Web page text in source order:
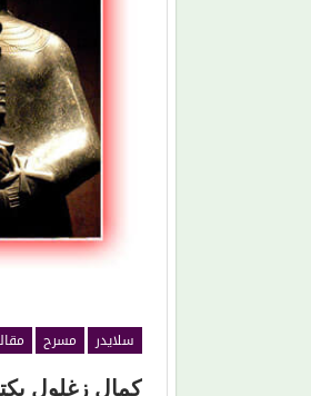
سلايدر مسرح
كمال زغلول
أحمد
(إسرائيل)